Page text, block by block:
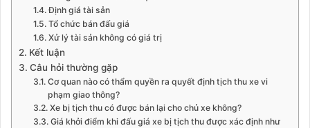
Định giá tài sản
Tổ chức bán đấu giá
Xử lý tài sản không có giá trị
Kết luận
Câu hỏi thường gặp
Cơ quan nào có thẩm quyền ra quyết định tịch thu xe vi
phạm giao thông?
Xe bị tịch thu có được bán lại cho chủ xe không?
Giá khởi điểm khi đấu giá xe bị tịch thu được xác định như